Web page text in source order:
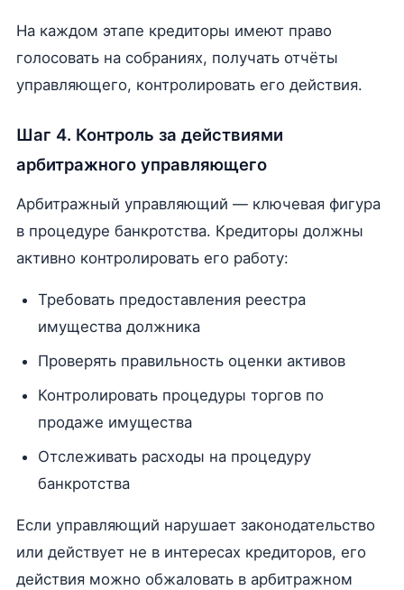
На каждом этапе кредиторы имеют право
голосовать на собраниях, получать отчёты
управляющего, контролировать его действия.
Шаг 4. Контроль за действиями
арбитражного управляющего
Арбитражный управляющий — ключевая фигура
в процедуре банкротства. Кредиторы должны
активно контролировать его работу:
Требовать предоставления реестра
имущества должника
Проверять правильность оценки активов
Контролировать процедуры торгов по
продаже имущества
Отслеживать расходы на процедуру
банкротства
Если управляющий нарушает законодательство
или действует не в интересах кредиторов, его
действия можно обжаловать в арбитражном